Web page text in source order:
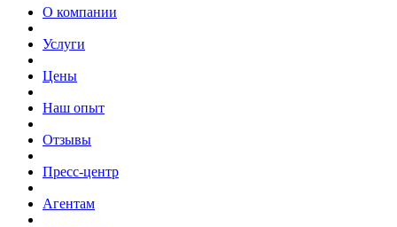
О компании
Услуги
Цены
Наш опыт
Отзывы
Пресс-центр
Агентам